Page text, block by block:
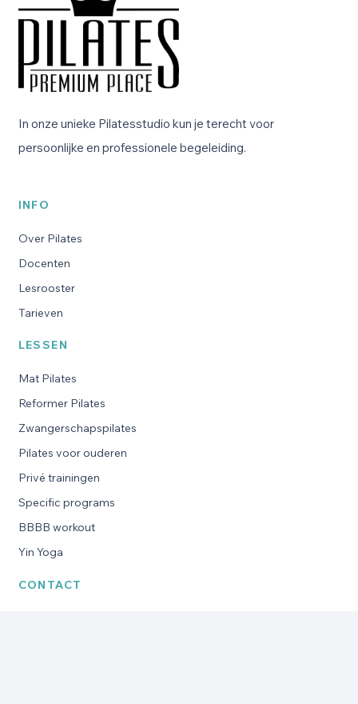
In onze unieke Pilatesstudio kun je terecht voor
persoonlijke en professionele begeleiding.
INFO
Over Pilates
Docenten
Lesrooster
Tarieven
LESSEN
Mat Pilates
Reformer Pilates
Zwangerschapspilates
Pilates voor ouderen
Privé trainingen
Specific programs
BBBB workout
Yin Yoga
CONTACT